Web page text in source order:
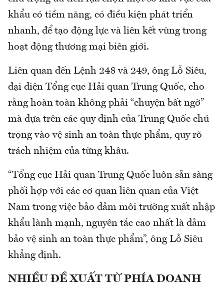
khẩu có tiềm năng, có điều kiện phát triển
nhanh, để tạo động lực và liên kết vùng trong
hoạt động thương mại biên giới.
Liên quan đến Lệnh 248 và 249, ông Lỗ Siêu,
đại diện Tổng cục Hải quan Trung Quốc, cho
rằng hoàn toàn không phải “chuyện bất ngờ”
mà dựa trên các quy định của Trung Quốc chú
trọng vào vệ sinh an toàn thực phẩm, quy rõ
trách nhiệm của từng khâu.
“Tổng cục Hải quan Trung Quốc luôn sẵn sàng
phối hợp với các cơ quan liên quan của Việt
Nam trong việc bảo đảm môi trường xuất nhập
khẩu lành mạnh, nguyên tắc cao nhất là đảm
bảo vệ sinh an toàn thực phẩm”, ông Lỗ Siêu
khẳng định.
NHIỀU ĐỀ XUẤT TỪ PHÍA DOANH